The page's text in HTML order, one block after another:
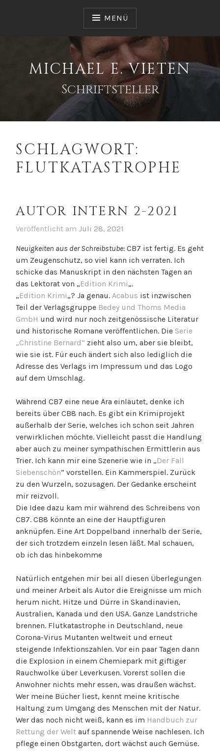
MENÜ
MICHAEL E. VIETEN
Schriftsteller
SCHLAGWORT:
FLUTKATASTROPHE
AUTOR INTERN 2-2021
Veröffentlicht am Juli 28, 2021
Neuigkeiten aus der Schreibstube: CB7 ist fertig. Es geht
um Zeugenschutz, so viel kann ich verraten. Ich
schicke das Manuskript in den nächsten Tagen an
das Lektorat von „Edition Krimi„.
„Edition Krimi„? Ja genau. Acabus ist inzwischen
Teil der Verlagsgruppe Bedey und Thoms Media
GmbH und wird nur noch zeitgenössische Literatur
und historische Romane veröffentlichen. Die Serie
„Christine Bernard“ zieht also um, aber sie bleibt,
wie sie ist. Für euch ändert sich also lediglich die
Adresse des Verlags im Impressum und das Logo
auf dem Umschlag.
Während CB7 eine neue Ära einläutet, denke ich
bereits über CB8 nach. Es gibt ein Krimiprojekt
außerhalb der Serie, welches ich schon seit Jahren
verwirklichen möchte. Vielleicht passt die Handlung
aber auch zu meiner sympathischen Ermittlerin aus
Trier. Ich kann mir eine Szenerie wie in „Der Fall
Siebenschön“ vorstellen. Ein Kammerspiel. Zurück
zu den Wurzeln, sozusagen. Der Gedanke erscheint
mir reizvoll.
Die Idee dazu kam mir während des Schreibens von
CB7. CB8 könnte an eine der Hauptfiguren
anknüpfen. Eine Art Doppelband innerhalb der Serie,
der sich trotzdem einzeln lesen läßt. Mal schauen,
ob ich das hinbekomme
Natürlich entgehen mir bei all diesen Überlegungen
und meiner Arbeit als Autor die Ereignisse um mich
herum nicht. Hitze und Dürre in Skandinavien,
Australien, Kanada und den USA. Ganze Landstriche
brennen. Flutkatastrophe in Deutschland, neue
Corona-Virus Mutanten weltweit und erneut
steigende Infektionszahlen. Vor ein paar Tagen dann
die Explosion in einem Chemiepark mit giftiger
Rauchwolke über Leverkusen. Vorerst sollen die
Anwohner nichts mehr essen, was draußen wächst.
Wer meine Bücher liest, kennt meine kritische
Haltung zum Umgang des Menschen mit der Natur.
Wer das noch nicht weiß, kann es im Handbuch zur
Rettung der Welt auf spannende Weise nachlesen. Ich
pflege einen Obstgarten, dort wächst auch Gemüse.